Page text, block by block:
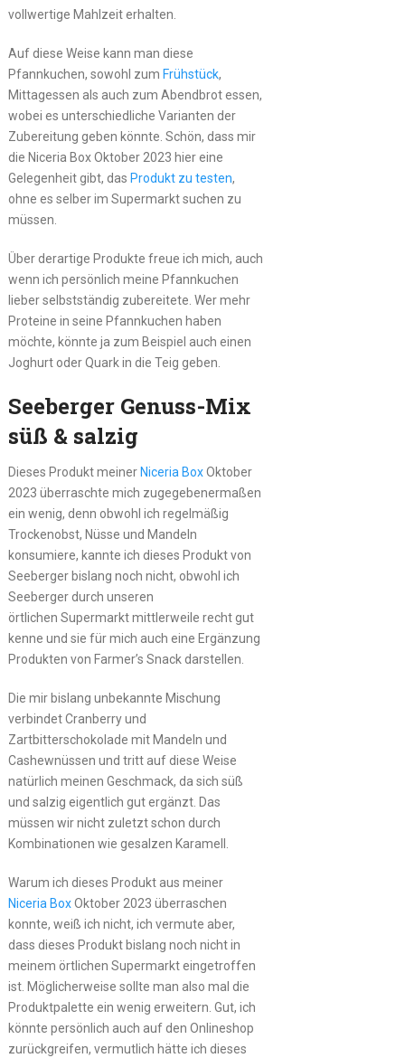
vollwertige Mahlzeit erhalten.
Auf diese Weise kann man diese
Pfannkuchen, sowohl zum Frühstück,
Mittagessen als auch zum Abendbrot essen,
wobei es unterschiedliche Varianten der
Zubereitung geben könnte. Schön, dass mir
die Niceria Box Oktober 2023 hier eine
Gelegenheit gibt, das Produkt zu testen,
ohne es selber im Supermarkt suchen zu
müssen.
Über derartige Produkte freue ich mich, auch
wenn ich persönlich meine Pfannkuchen
lieber selbstständig zubereitete. Wer mehr
Proteine in seine Pfannkuchen haben
möchte, könnte ja zum Beispiel auch einen
Joghurt oder Quark in die Teig geben.
Seeberger Genuss-Mix
süß & salzig
Dieses Produkt meiner Niceria BoxOktober
2023 überraschte mich zugegebenermaßen
ein wenig, denn obwohl ich regelmäßig
Trockenobst, Nüsse und Mandeln
konsumiere, kannte ich dieses Produkt von
Seeberger bislang noch nicht, obwohl ich
Seeberger durch unseren
örtlichen Supermarkt mittlerweile recht gut
kenne und sie für mich auch eine Ergänzung
Produkten von Farmer’s Snack darstellen.
Die mir bislang unbekannte Mischung
verbindet Cranberry und
Zartbitterschokolade mit Mandeln und
Cashewnüssen und tritt auf diese Weise
natürlich meinen Geschmack, da sich süß
und salzig eigentlich gut ergänzt. Das
müssen wir nicht zuletzt schon durch
Kombinationen wie gesalzen Karamell.
Warum ich dieses Produkt aus meiner
Niceria BoxOktober 2023 überraschen
konnte, weiß ich nicht, ich vermute aber,
dass dieses Produkt bislang noch nicht in
meinem örtlichen Supermarkt eingetroffen
ist. Möglicherweise sollte man also mal die
Produktpalette ein wenig erweitern. Gut, ich
könnte persönlich auch auf den Onlineshop
zurückgreifen, vermutlich hätte ich dieses